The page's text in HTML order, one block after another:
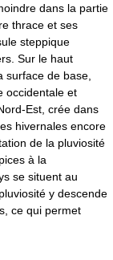
dans la partie
thrace et ses
steppique
Sur le haut
surface de base,
occidentale et
Est, crée dans
hivernales encore
de la pluviosité
à la
se situent au
y descende
ce qui permet